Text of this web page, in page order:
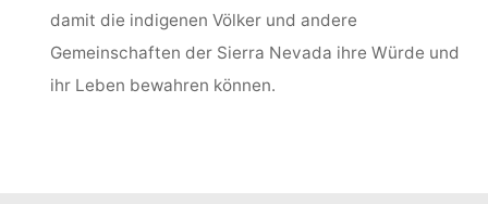
damit die indigenen Völker und andere
Gemeinschaften der Sierra Nevada ihre Würde und
ihr Leben bewahren können.